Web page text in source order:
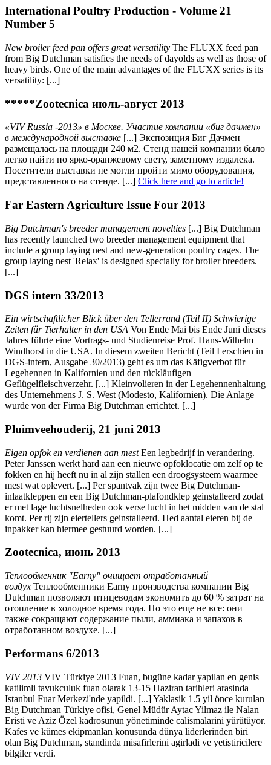
International Poultry Production - Volume 21
Number 5
New broiler feed pan offers great versatility The FLUXX feed pan
from Big Dutchman satisfies the needs of dayolds as well as those of
heavy birds. One of the main advantages of the FLUXX series is its
versatility: [...]
*****Zootecnica июль-август 2013
«VIV Russia -2013» в Москве. Участие компании «биг дачмен»
в международной выставке [...] Экспозиция Биг Дачмен
размещалась на площади 240 м2. Стенд нашей компании было
легко найти по ярко-оранжевому свету, заметному издалека.
Посетители выставки не могли пройти мимо оборудования,
представленного на стенде. [...] Click here and go to article!
Far Eastern Agriculture Issue Four 2013
Big Dutchman's breeder management novelties [...] Big Dutchman
has recently launched two breeder management equipment that
include a group laying nest and new-generation poultry cages. The
group laying nest 'Relax' is designed specially for broiler breeders.
[...]
DGS intern 33/2013
Ein wirtschaftlicher Blick über den Tellerrand (Teil II) Schwierige
Zeiten für Tierhalter in den USA Von Ende Mai bis Ende Juni dieses
Jahres führte eine Vortrags- und Studienreise Prof. Hans-Wilhelm
Windhorst in die USA. In diesem zweiten Bericht (Teil I erschien in
DGS-intern, Ausgabe 30/2013) geht es um das Käfigverbot für
Legehennen in Kalifornien und den rückläufigen
Geflügelfleischverzehr. [...] Kleinvolieren in der Legehennenhaltung
des Unternehmens J. S. West (Modesto, Kalifornien). Die Anlage
wurde von der Firma Big Dutchman errichtet. [...]
Pluimveehouderij, 21 juni 2013
Eigen opfok en verdienen aan mestEen legbedrijf in verandering.
Peter Janssen werkt hard aan een nieuwe opfoklocatie om zelf op te
fokken en hij heeft nu in al zijn stallen een droogsysteem waarmee
mest wat oplevert. [...] Per spantvak zijn twee Big Dutchman-
inlaatkleppen en een Big Dutchman-plafondklep geinstalleerd zodat
er met lage luchtsnelheden ook verse lucht in het midden van de stal
komt. Per rij zijn eiertellers geinstalleerd. Hed aantal eieren bij de
inpakker kan hiermee gestuurd worden. [...]
Zootecnica, июнь 2013
Теплообменник "Earny" очищает отработанный
воздух Теплообменники Earny производства компании Big
Dutchman позволяют птицеводам экономить до 60 % затрат на
отопление в холодное время года. Но это еще не все: они
также сокращают содержание пыли, аммиака и запахов в
отработанном воздухе. [...]
Performans 6/2013
VIV 2013 VIV Türkiye 2013 Fuan, bugüne kadar yapilan en genis
katilimli tavukculuk fuan olarak 13-15 Haziran tarihleri arasinda
Istanbul Fuar Merkezi'nde yapildi. [...] Yaklasik 1.5 yil önce kurulan
Big Dutchman Türkiye ofisi, Genel Müdür Aytac Yilmaz ile Nalan
Eristi ve Aziz Özel kadrosunun yönetiminde calismalarini yürütüyor.
Kafes ve kümes ekipmanlan konusunda dünya liderlerinden biri
olan Big Dutchman, standinda misafirlerini agirladi ve yetistiricilere
bilgiler verdi.